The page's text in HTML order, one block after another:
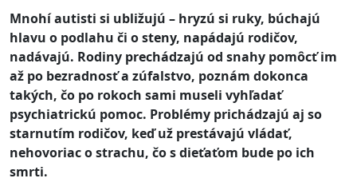
Mnohí autisti si ubližujú – hryzú si ruky, búchajú
hlavu o podlahu či o steny, napádajú rodičov,
nadávajú. Rodiny prechádzajú od snahy pomôcť im
až po bezradnosť a zúfalstvo, poznám dokonca
takých, čo po rokoch sami museli vyhľadať
psychiatrickú pomoc. Problémy prichádzajú aj so
starnutím rodičov, keď už prestávajú vládať,
nehovoriac o strachu, čo s dieťaťom bude po ich
smrti.